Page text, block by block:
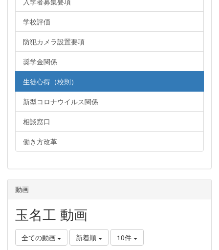
学校評価
防犯カメラ設置要項
奨学金関係
生徒心得（校則）
新型コロナウイルス関係
相談窓口
働き方改革
動画
玉名工 動画
全ての動画 新着順 10件